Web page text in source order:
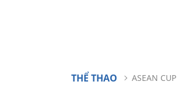
THỂ THAO ASEAN CUP